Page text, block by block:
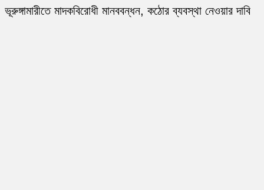
ভূরুঙ্গামারীতে মাদকবিরোধী মানববন্ধন, কঠোর ব্যবস্থা নেওয়ার দাবি